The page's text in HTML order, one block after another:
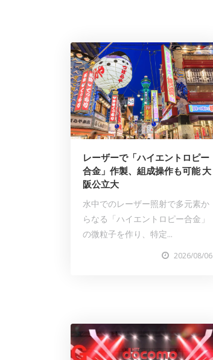
レーザーで「ハイエントロピー
合金」作製、組成操作も可能 大
阪公立大
水中でのレーザー照射で多元素か
らなる「ハイエントロピー合金」
の微粒子を作り、特定...
2026/08/06